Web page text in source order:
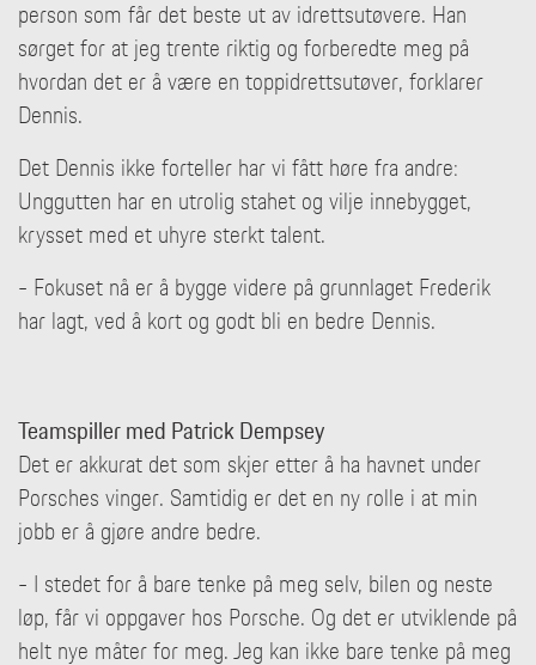
person som får det beste ut av idrettsutøvere. Han
sørget for at jeg trente riktig og forberedte meg på
hvordan det er å være en toppidrettsutøver, forklarer
Dennis.
Det Dennis ikke forteller har vi fått høre fra andre:
Unggutten har en utrolig stahet og vilje innebygget,
krysset med et uhyre sterkt talent.
- Fokuset nå er å bygge videre på grunnlaget Frederik
har lagt, ved å kort og godt bli en bedre Dennis.
Teamspiller med Patrick Dempsey
Det er akkurat det som skjer etter å ha havnet under
Porsches vinger. Samtidig er det en ny rolle i at min
jobb er å gjøre andre bedre.
- I stedet for å bare tenke på meg selv, bilen og neste
løp, får vi oppgaver hos Porsche. Og det er utviklende på
helt nye måter for meg. Jeg kan ikke bare tenke på meg